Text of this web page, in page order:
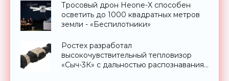
Тросовый дрон Heone-X способен
осветить до 1000 квадратных метров
земли - «Беспилотники»
Ростех разработал
высокочувствительный тепловизор
«Сыч-3К» с дальностью распознавания